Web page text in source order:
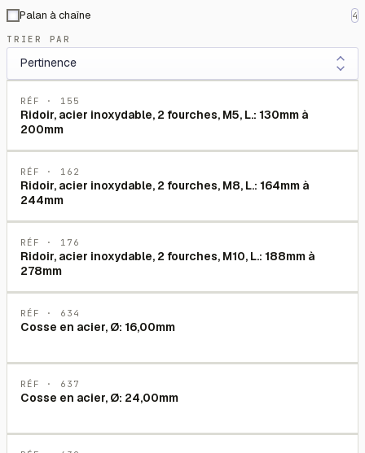
Palan à chaîne 4
TRIER PAR
RÉF · 155
Ridoir, acier inoxydable, 2 fourches, M5, L.: 130mm à
200mm
RÉF · 162
Ridoir, acier inoxydable, 2 fourches, M8, L.: 164mm à
244mm
RÉF · 176
Ridoir, acier inoxydable, 2 fourches, M10, L.: 188mm à
278mm
RÉF · 634
Cosse en acier, Ø: 16,00mm
RÉF · 637
Cosse en acier, Ø: 24,00mm